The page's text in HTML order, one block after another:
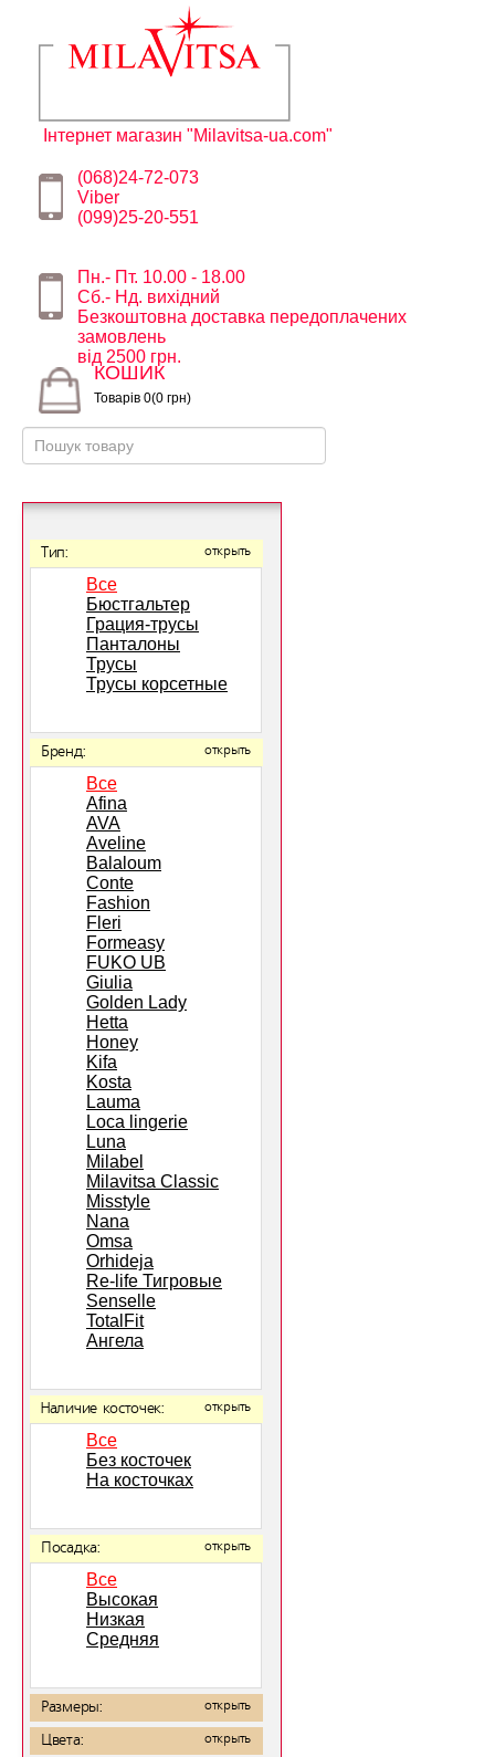
Інтернет магазин "Milavitsa-ua.com"
(068)24-72-073
Viber
(099)25-20-551
Пн.- Пт. 10.00 - 18.00
Сб.- Нд. вихідний
Безкоштовна доставка передоплачених
замовлень
від 2500 грн.
КОШИК
Товарів 0(0 грн)
Тип: открыть
Все
Бюстгальтер
Грация-трусы
Панталоны
Трусы
Трусы корсетные
Бренд: открыть
Все
Afina
AVA
Aveline
Balaloum
Conte
Fashion
Fleri
Formeasy
FUKO UB
Giulia
Golden Lady
Hetta
Honey
Kifa
Kosta
Lauma
Loca lingerie
Luna
Milabel
Milavitsa Classic
Misstyle
Nana
Omsa
Orhideja
Re-life Тигровые
Senselle
TotalFit
Ангела
Наличие косточек: открыть
Все
Без косточек
На косточках
Посадка: открыть
Все
Высокая
Низкая
Средняя
Размеры: открыть
Цвета: открыть